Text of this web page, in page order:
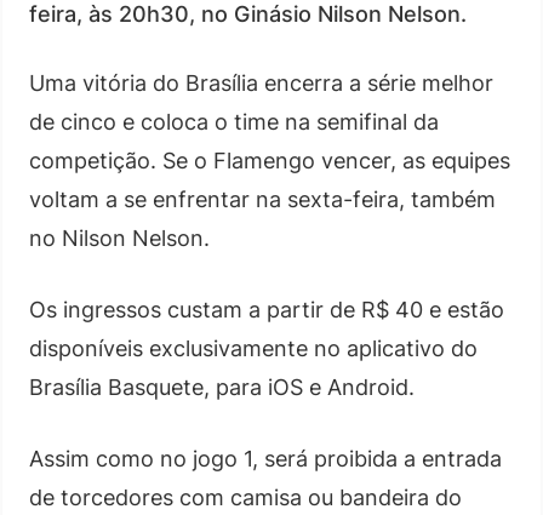
feira, às 20h30, no Ginásio Nilson Nelson.
Uma vitória do Brasília encerra a série melhor
de cinco e coloca o time na semifinal da
competição. Se o Flamengo vencer, as equipes
voltam a se enfrentar na sexta-feira, também
no Nilson Nelson.
Os ingressos custam a partir de R$ 40 e estão
disponíveis exclusivamente no aplicativo do
Brasília Basquete, para iOS e Android.
Assim como no jogo 1, será proibida a entrada
de torcedores com camisa ou bandeira do